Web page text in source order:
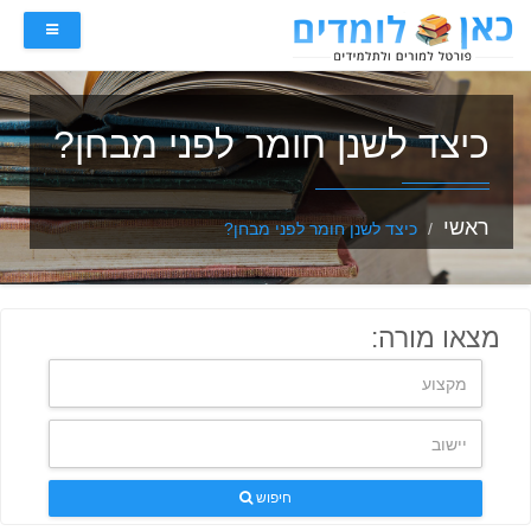
כיצד לשנן חומר לפני מבחן?
ראשי כיצד לשנן חומר לפני מבחן?
מצאו מורה:
חיפוש